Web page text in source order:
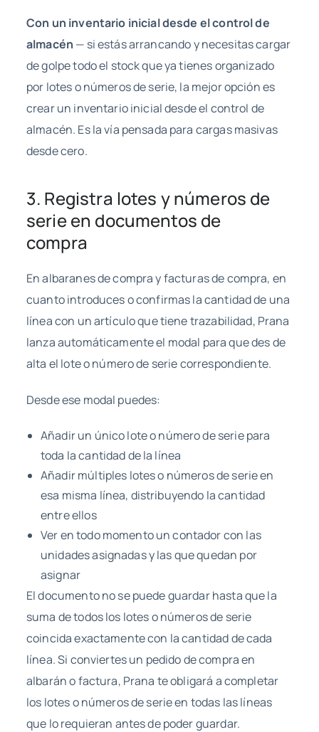
Con un inventario inicial desde el control de
almacén — si estás arrancando y necesitas cargar
de golpe todo el stock que ya tienes organizado
por lotes o números de serie, la mejor opción es
crear un inventario inicial desde el control de
almacén. Es la vía pensada para cargas masivas
desde cero.
3. Registra lotes y números de
serie en documentos de
compra
En albaranes de compra y facturas de compra, en
cuanto introduces o confirmas la cantidad de una
línea con un artículo que tiene trazabilidad, Prana
lanza automáticamente el modal para que des de
alta el lote o número de serie correspondiente.
Desde ese modal puedes:
Añadir un único lote o número de serie para
toda la cantidad de la línea
Añadir múltiples lotes o números de serie en
esa misma línea, distribuyendo la cantidad
entre ellos
Ver en todo momento un contador con las
unidades asignadas y las que quedan por
asignar
El documento no se puede guardar hasta que la
suma de todos los lotes o números de serie
coincida exactamente con la cantidad de cada
línea. Si conviertes un pedido de compra en
albarán o factura, Prana te obligará a completar
los lotes o números de serie en todas las líneas
que lo requieran antes de poder guardar.